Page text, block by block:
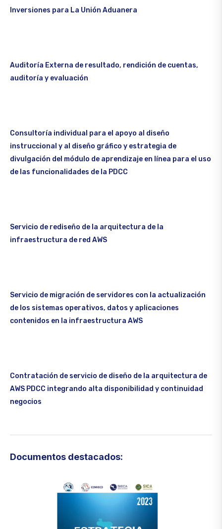
Inversiones para La Unión Aduanera
Auditoría Externa de resultado, rendición de cuentas,
auditoría y evaluación
Consultoría individual para el apoyo al diseño
instruccional y al diseño gráfico y estrategia de
divulgación del módulo de aprendizaje en línea para el uso
de las funcionalidades de la PDCC
Servicio de rediseño de la arquitectura de la
infraestructura de red AWS
Servicio de migración de servidores con la actualización
de los sistemas operativos, datos y aplicaciones
contenidos en la infraestructura AWS
Contratación de servicio de diseño de la arquitectura de
AWS PDCC integrando alta disponibilidad y continuidad
negocios
Documentos destacados: